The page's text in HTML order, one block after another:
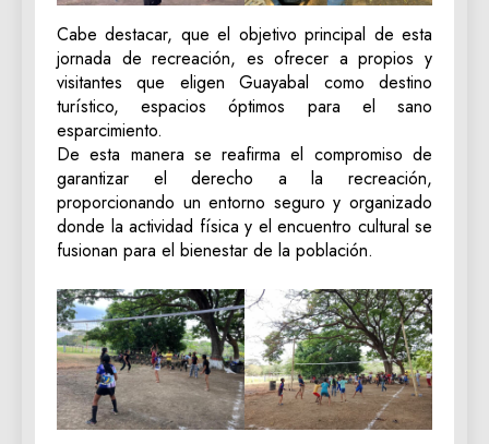
​Cabe destacar, que el objetivo principal de esta
jornada de recreación, es ofrecer a propios y
visitantes que eligen Guayabal como destino
turístico, espacios óptimos para el sano
esparcimiento.
De esta manera se reafirma el compromiso de
garantizar el derecho a la recreación,
proporcionando un entorno seguro y organizado
donde la actividad física y el encuentro cultural se
fusionan para el bienestar de la población.